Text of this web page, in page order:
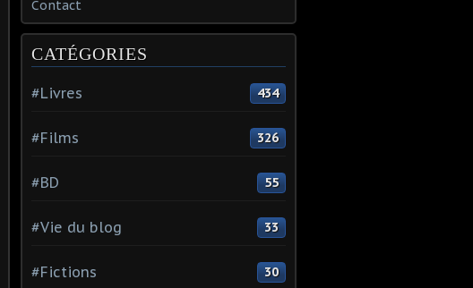
Contact
CATÉGORIES
#Livres 434
#Films 326
#BD 55
#Vie du blog 33
#Fictions 30